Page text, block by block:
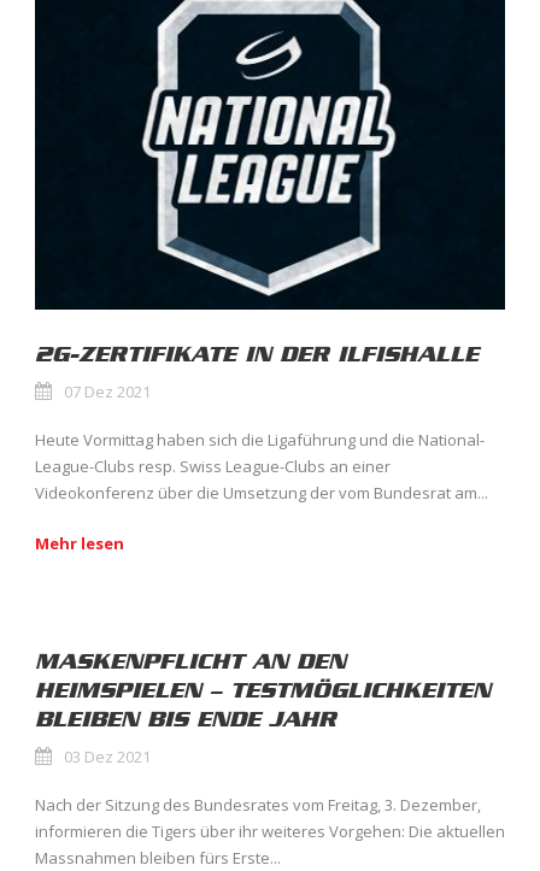
2G-ZERTIFIKATE IN DER ILFISHALLE
07 Dez 2021
Heute Vormittag haben sich die Ligaführung und die National-
League-Clubs resp. Swiss League-Clubs an einer
Videokonferenz über die Umsetzung der vom Bundesrat am...
Mehr lesen
MASKENPFLICHT AN DEN
HEIMSPIELEN – TESTMÖGLICHKEITEN
BLEIBEN BIS ENDE JAHR
03 Dez 2021
Nach der Sitzung des Bundesrates vom Freitag, 3. Dezember,
informieren die Tigers über ihr weiteres Vorgehen: Die aktuellen
Massnahmen bleiben fürs Erste...